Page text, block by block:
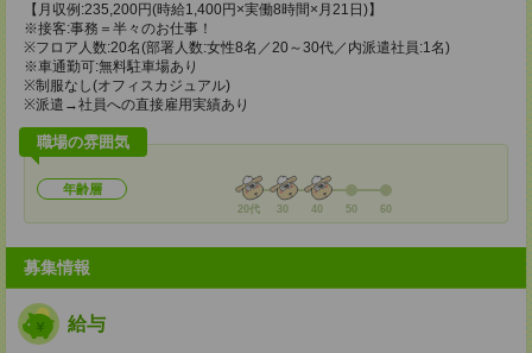
【月収例:235,200円(時給1,400円×実働8時間×月21日)】
※接客:事務＝半々のお仕事！
※フロア人数:20名(部署人数:女性8名／20～30代／内派遣社員:1名)
※車通勤可:無料駐車場あり
※制服なし(オフィスカジュアル)
※派遣→社員への直接雇用実績あり
職場の雰囲気
年齢層
20代 30 40 50 60
募集情報
給与